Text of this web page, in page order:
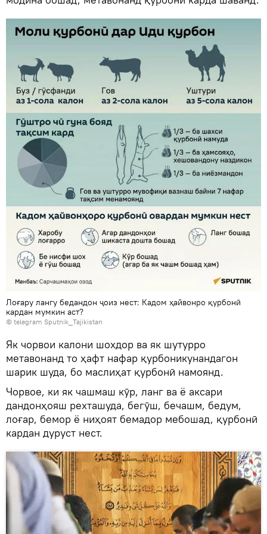
Лоғару лангу бедандон ҷоиз нест: Кадом ҳайвонро қурбонӣ
кардан мумкин аст?
© telegram Sputnik_Tajikistan
Як чорвои калони шохдор ва як шутурро
метавонанд то ҳафт нафар қурбоникунандагон
шарик шуда, бо маслиҳат қурбонӣ намоянд.
Чорвое, ки як чашмаш кӯр, ланг ва ё аксари
дандонҳояш рехташуда, бегӯш, бечашм, бедум,
лоғар, бемор ё ниҳоят бемадор мебошад, қурбонӣ
кардан дуруст нест.